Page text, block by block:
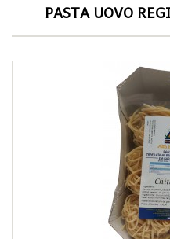
PASTA UOVO